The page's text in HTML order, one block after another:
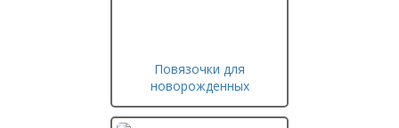
Повязочки для
новорожденных